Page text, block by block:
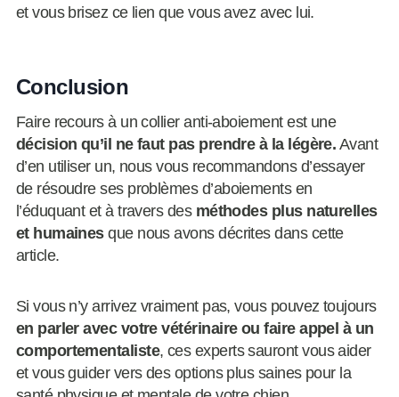
et vous brisez ce lien que vous avez avec lui.
Conclusion
Faire recours à un collier anti-aboiement est une
décision qu’il ne faut pas prendre à la légère. Avant
d’en utiliser un, nous vous recommandons d’essayer
de résoudre ses problèmes d’aboiements en
l’éduquant et à travers des méthodes plus naturelles
et humainesque nous avons décrites dans cette
article.
Si vous n’y arrivez vraiment pas, vous pouvez toujours
en parler avec votre vétérinaire ou faire appel à un
comportementaliste, ces experts sauront vous aider
et vous guider vers des options plus saines pour la